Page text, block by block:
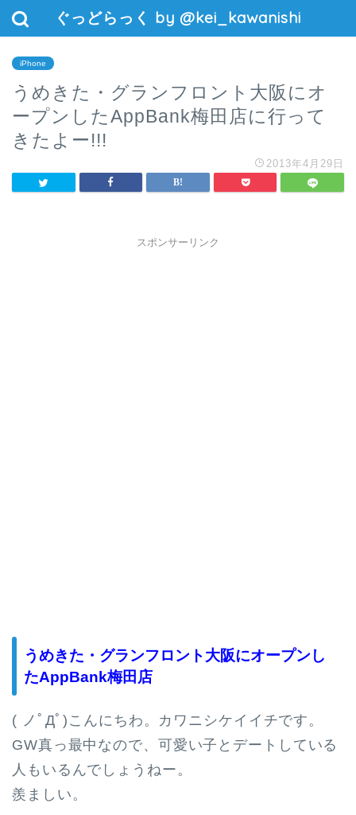
ぐっどらっく by @kei_kawanishi
iPhone
うめきた・グランフロント大阪にオ
ープンしたAppBank梅田店に行って
きたよー!!!
2013年4月29日
スポンサーリンク
うめきた・グランフロント大阪にオープンし
たAppBank梅田店
( ノﾟДﾟ)こんにちわ。カワニシケイイチです。
GW真っ最中なので、可愛い子とデートしている
人もいるんでしょうねー。
羨ましい。